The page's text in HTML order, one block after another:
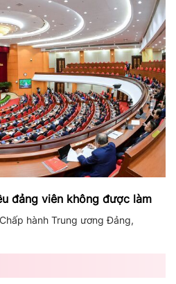
đảng viên không được làm
hành Trung ương Đảng,